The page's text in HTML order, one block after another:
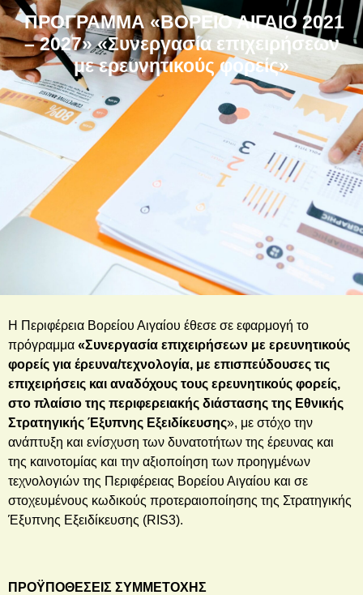
ΠΡΟΓΡΑΜΜΑ «ΒΟΡΕΙΟ ΑΙΓΑΙΟ 2021
– 2027» «Συνεργασία επιχειρήσεων
με ερευνητικούς φορείς»
Η Περιφέρεια Βορείου Αιγαίου έθεσε σε εφαρμογή το
πρόγραμμα «Συνεργασία επιχειρήσεων με ερευνητικούς
φορείς για έρευνα/τεχνολογία, με επισπεύδουσες τις
επιχειρήσεις και αναδόχους τους ερευνητικούς φορείς,
στο πλαίσιο της περιφερειακής διάστασης της Εθνικής
Στρατηγικής Έξυπνης Εξειδίκευσης», με στόχο την
ανάπτυξη και ενίσχυση των δυνατοτήτων της έρευνας και
της καινοτομίας και την αξιοποίηση των προηγμένων
τεχνολογιών της Περιφέρειας Βορείου Αιγαίου και σε
στοχευμένους κωδικούς προτεραιοποίησης της Στρατηγικής
Έξυπνης Εξειδίκευσης (RIS3).
ΠΡΟΫΠΟΘΕΣΕΙΣ ΣΥΜΜΕΤΟΧΗΣ